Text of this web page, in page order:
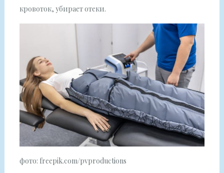
кровоток, убирает отеки.
фото: freepik.com/pvproductions